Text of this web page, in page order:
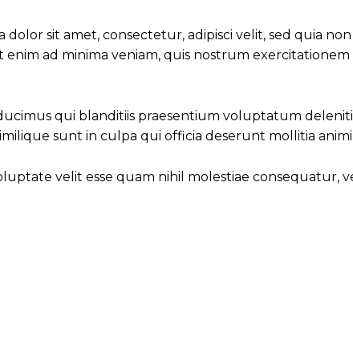
sit amet, consectetur, adipisci velit, sed quia
ad minima veniam, quis nostrum
qui blanditiis praesentium voluptatum
sunt in culpa qui officia deserunt mollitia
velit esse quam nihil molestiae